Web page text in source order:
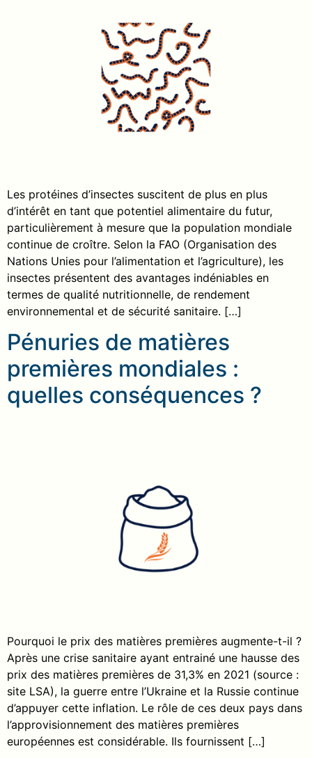
Les protéines d’insectes suscitent de plus en plus
d’intérêt en tant que potentiel alimentaire du futur,
particulièrement à mesure que la population mondiale
continue de croître. Selon la FAO (Organisation des
Nations Unies pour l’alimentation et l’agriculture), les
insectes présentent des avantages indéniables en
termes de qualité nutritionnelle, de rendement
environnemental et de sécurité sanitaire. […]
Pénuries de matières
premières mondiales :
quelles conséquences ?
Pourquoi le prix des matières premières augmente-t-il ?
Après une crise sanitaire ayant entrainé une hausse des
prix des matières premières de 31,3% en 2021 (source :
site LSA), la guerre entre l’Ukraine et la Russie continue
d’appuyer cette inflation. Le rôle de ces deux pays dans
l’approvisionnement des matières premières
européennes est considérable. Ils fournissent […]